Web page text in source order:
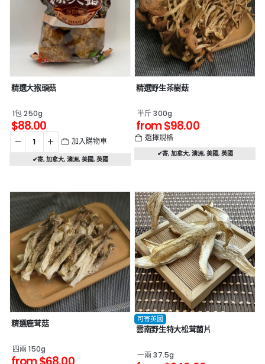
精選大猴頭菇
1包 250g
$88.00
加入購物車
✔寄, 加拿大, 澳洲, 美國, 英國
精選野生茶樹菇
半斤 300g
from$98.00
選擇規格
✔寄, 加拿大, 澳洲, 美國, 英國
精選鹿茸菇
四兩 150g
可寄英國
雲南野生特大松茸菌片
一兩 37.5g